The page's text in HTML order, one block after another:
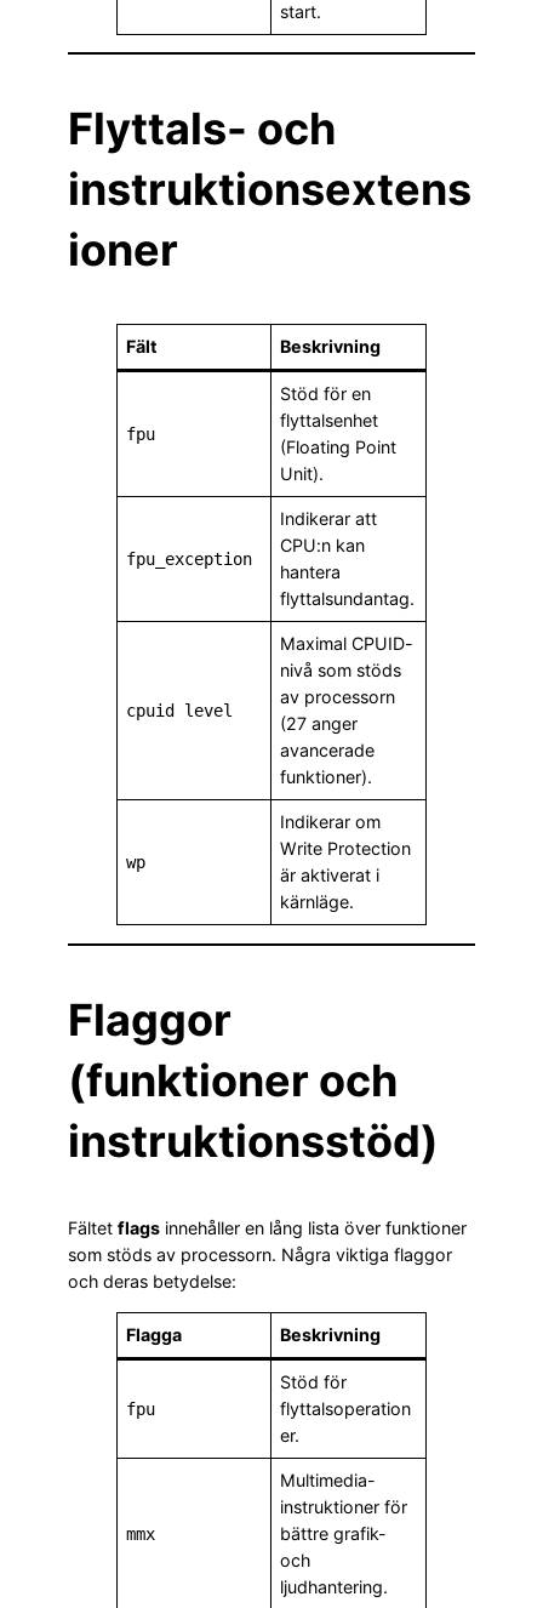
start.
Flyttals- och
instruktionsextens
ioner
Fält Beskrivning
fpu
Stöd för en
flyttalsenhet
(Floating Point
Unit).
fpu_exception
Indikerar att
CPU:n kan
hantera
flyttalsundantag.
cpuid level
Maximal CPUID-
nivå som stöds
av processorn
(27 anger
avancerade
funktioner).
wp
Indikerar om
Write Protection
är aktiverat i
kärnläge.
Flaggor
(funktioner och
instruktionsstöd)
Fältet flags innehåller en lång lista över funktioner
som stöds av processorn. Några viktiga flaggor
och deras betydelse:
Flagga Beskrivning
fpu
Stöd för
flyttalsoperation
er.
mmx
Multimedia-
instruktioner för
bättre grafik-
och
ljudhantering.